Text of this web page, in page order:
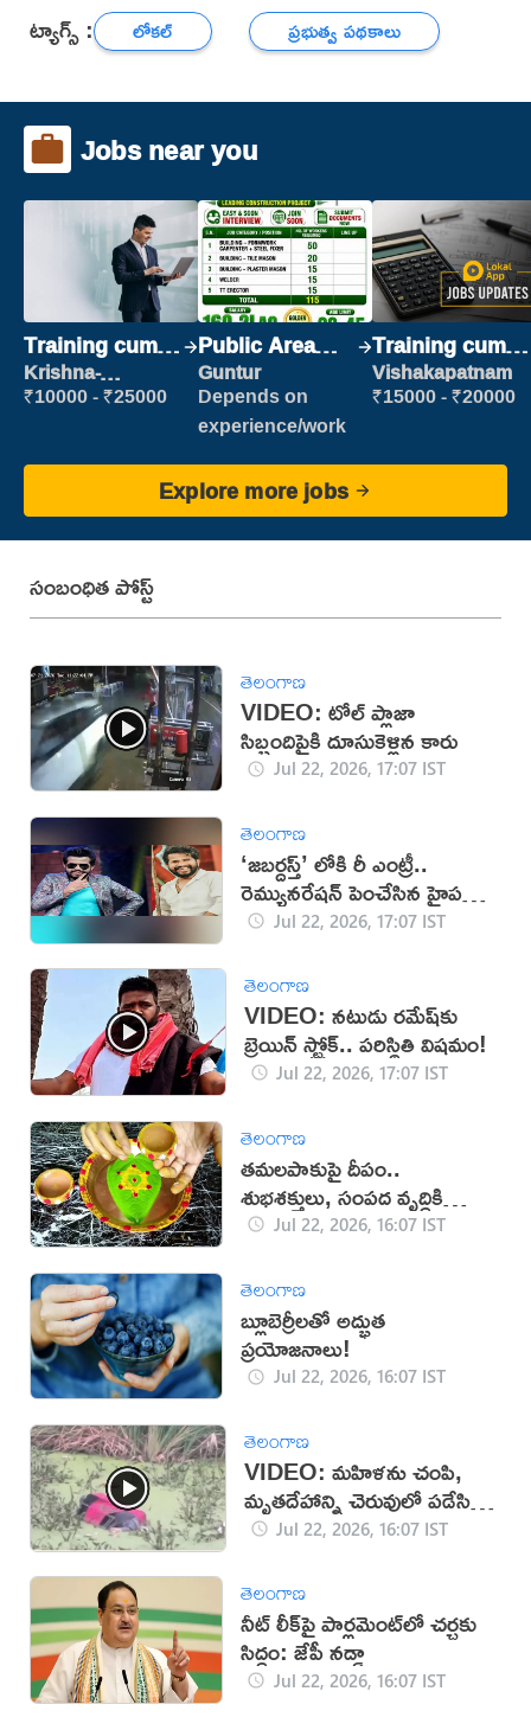
ట్యాగ్స్ : లోకల్ ప్రభుత్వ పథకాలు
Jobs near you
Training cum
Placement
Krishna-
vijayawada
₹10000 - ₹25000
Public Area
Cleaner
Guntur
Depends on
experience/work
Training cum
Placement
Vishakapatnam
₹15000 - ₹20000
Explore more jobs
సంబంధిత పోస్ట్
తెలంగాణ
VIDEO: టోల్ ప్లాజా
సిబ్బందిపైకి దూసుకెళ్లిన కారు
Jul 22, 2026, 17:07 IST
తెలంగాణ
‘జబర్దస్త్’ లోకి రీ ఎంట్రీ..
రెమ్యునరేషన్ పెంచేసిన హైపర్
ఆది!Jul 22, 2026, 17:07 IST
తెలంగాణ
VIDEO: నటుడు రమేష్‌‌కు
బ్రెయిన్ స్ట్రోక్.. పరిస్థితి విషమం!
Jul 22, 2026, 17:07 IST
తెలంగాణ
తమలపాకుపై దీపం..
శుభశక్తులు, సంపద వృద్ధికి
విశ్వాసం!
Jul 22, 2026, 16:07 IST
తెలంగాణ
బ్లూబెర్రీలతో అద్భుత
ప్రయోజనాలు!
Jul 22, 2026, 16:07 IST
తెలంగాణ
VIDEO: మహిళను చంపి,
మృతదేహాన్ని చెరువులో పడేసిన
దుండగులు!
Jul 22, 2026, 16:07 IST
తెలంగాణ
నీట్ లీక్‌పై పార్లమెంట్‌లో చర్చకు
సిద్ధం: జేపీ నడ్డా
Jul 22, 2026, 16:07 IST